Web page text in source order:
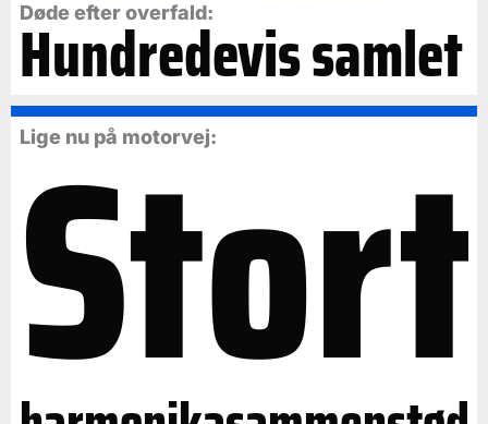
Døde efter overfald:
Hundredevis samlet
Lige nu på motorvej:
Stort